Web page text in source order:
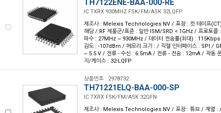
TH7122ENE-BAA-000-RE
IC TXRX 930MHZ FSK/FM/ASK 32LQFP
제조사 : Melexis Technologies NV / 포장 : 컷 테이프
해당 / RF 제품군/표준 : 일반 ISM/SRD < 1GHz / 프로토콜
파수 : 27MHz ~ 930MHz / 데이터 전송률(최대) :
감도 : -107dBm / 메모리 크기 : / 직렬 인터페이스 : SPI /
~ 5.5 V / 전류 - 수신 : 6.5mA / 전류 - 전송 : 12mA / 작동
지/케이스 : 32-LQFP
상품번호 : 2978732
TH71221ELQ-BAA-000-SP
IC TXRX FSK/FM/ASK 32QFN
제조사 : Melexis Technologies NV / 포장 : 튜브 / 계열 : /